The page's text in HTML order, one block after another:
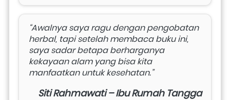
“Awalnya saya ragu dengan pengobatan
herbal, tapi setelah membaca buku ini,
saya sadar betapa berharganya
kekayaan alam yang bisa kita
manfaatkan untuk kesehatan.”
Siti Rahmawati – Ibu Rumah Tangga